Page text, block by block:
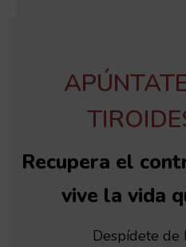
Recupera el
vive la vida
Despídete de